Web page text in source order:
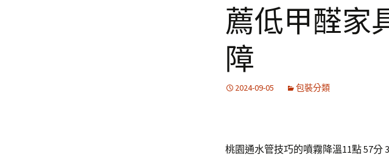
薦低甲醛家
障
2024-09-05 包裝分類
桃園通水管技巧的噴霧降溫11點 57分